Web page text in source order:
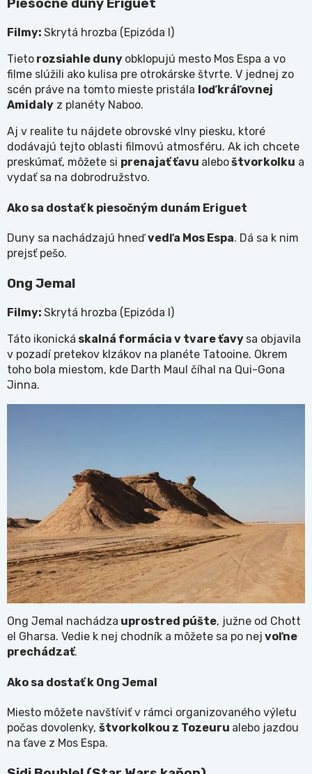
Piesočné duny Eriguet
Filmy: Skrytá hrozba (Epizóda I)
Tieto rozsiahle duny obklopujú mesto Mos Espa a vo
filme slúžili ako kulisa pre otrokárske štvrte. V jednej zo
scén práve na tomto mieste pristála loď kráľovnej
Amidaly z planéty Naboo.
Aj v realite tu nájdete obrovské vlny piesku, ktoré
dodávajú tejto oblasti filmovú atmosféru. Ak ich chcete
preskúmať, môžete si prenajať ťavu aleboštvorkolku a
vydať sa na dobrodružstvo.
Ako sa dostať k piesočným dunám Eriguet
Duny sa nachádzajú hneďvedľa Mos Espa. Dá sa k nim
prejsť pešo.
Ong Jemal
Filmy: Skrytá hrozba (Epizóda I)
Táto ikonická skalná formácia v tvare ťavy sa objavila
v pozadí pretekov klzákov na planéte Tatooine. Okrem
toho bola miestom, kde Darth Maul číhal na Qui-Gona
Jinna.
Ong Jemal nachádza uprostred púšte, južne od Chott
el Gharsa. Vedie k nej chodník a môžete sa po nej voľne
prechádzať.
Ako sa dostať k Ong Jemal
Miesto môžete navštíviť v rámci organizovaného výletu
počas dovolenky, štvorkolkou z Tozeuru alebo jazdou
na ťave z Mos Espa.